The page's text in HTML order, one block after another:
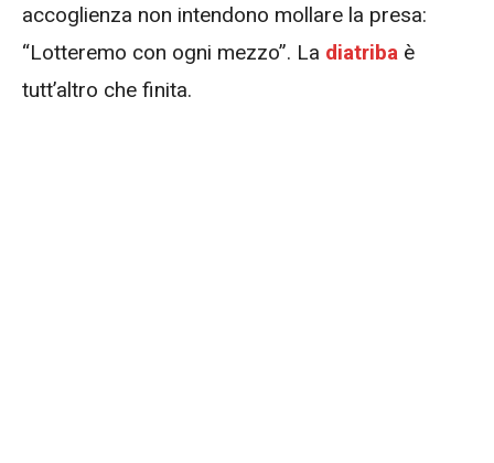
accoglienza non intendono mollare la presa:
“Lotteremo con ogni mezzo”. La diatriba è
tutt’altro che finita.